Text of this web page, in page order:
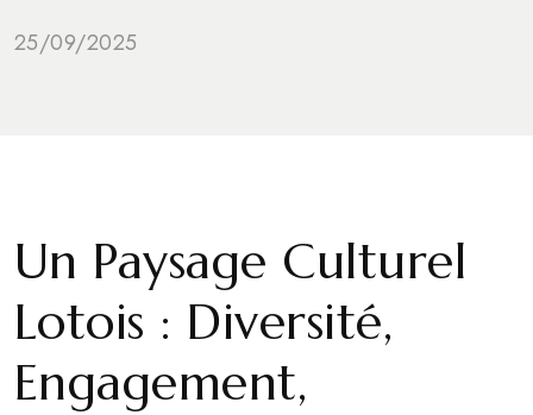
25/09/2025
Un Paysage Culturel
Lotois : Diversité,
Engagement,